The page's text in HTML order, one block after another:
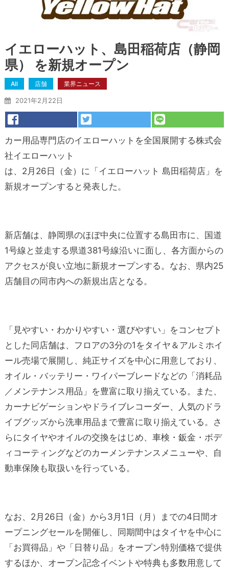
イエローハット、島田稲荷店（静岡
県） を新規オープン
All 店舗 業界ニュース
2021年2月22日
カー用品専門店のイエローハットを全国展開する株式会
社イエローハット
は、2月26日（金）に「イエローハット 島田稲荷店」を
新規オープンすると発表した。
新店舗は、静岡県のほぼ中央に位置する島田市に、国道
1号線と並走する県道381号線沿いに面し、各方面からの
アクセスが良い立地に新規オープンする。なお、県内25
店舗目の同市内への新規出店となる。
「見やすい・わかりやすい・選びやすい」をコンセプト
とした同店舗は、フロアの3分の1をタイヤ＆アルミホイ
ール売場で展開し、純正サイズを中心に用意しており、
オイル・バッテリー・ワイパーブレードなどの「消耗品
／メンテナンス用品」を豊富に取り揃えている。また、
カーナビゲーションやドライブレコーダー、人気のドラ
イブグッズから洗車用品まで豊富に取り揃えている。さ
らにタイヤやオイルの交換をはじめ、車検・鈑金・ボデ
ィコーティングなどのカーメンテナンスメニューや、自
動車保険も取扱いを行っている。
なお、2月26日（金）から3月1日（月）までの4日間オ
ープニングセールを開催し、同期間中はタイヤを中心に
「お買得品」や「日替り品」をオープン特別価格で提供
するほか、オープン記念イベントや特典も多数用意して